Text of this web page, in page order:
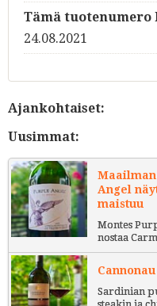
Tämä
24.08.2021
Ajankohtaiset:
Uusimmat:
Angel
maistuu
Montes
nostaa
Sardinian